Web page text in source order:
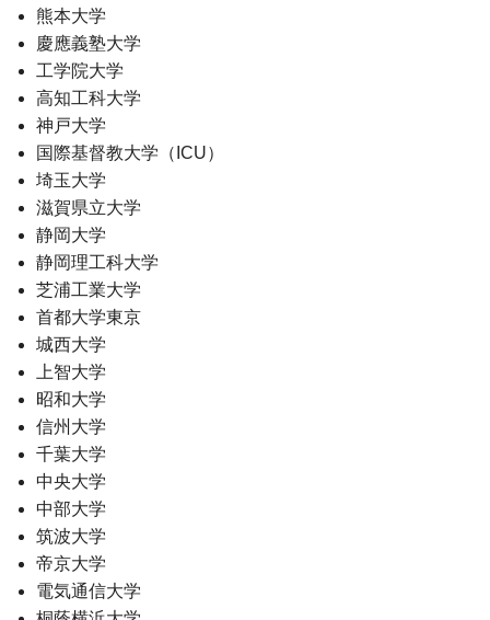
熊本大学
慶應義塾大学
工学院大学
高知工科大学
神戸大学
国際基督教大学（ICU）
埼玉大学
滋賀県立大学
静岡大学
静岡理工科大学
芝浦工業大学
首都大学東京
城西大学
上智大学
昭和大学
信州大学
千葉大学
中央大学
中部大学
筑波大学
帝京大学
電気通信大学